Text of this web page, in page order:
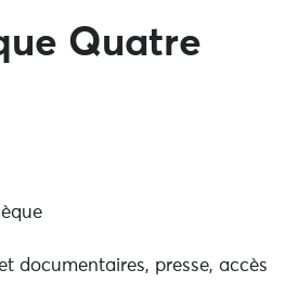
Quatre
documentaires, presse, accès